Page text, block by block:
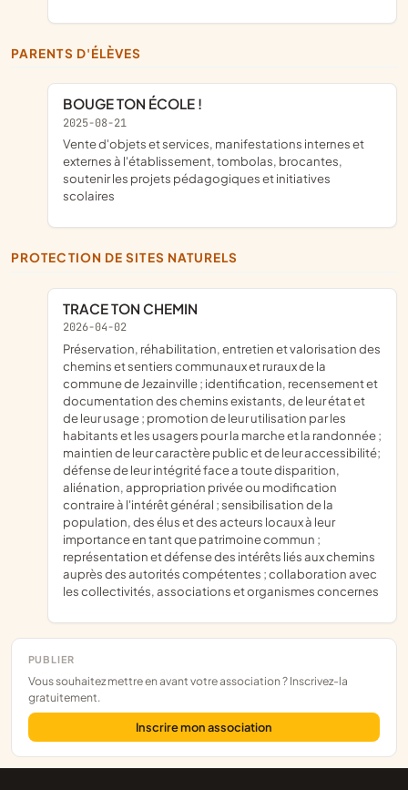
PUBLIER
Vous souhaitez mettre en avant votre association ? Inscrivez-la
gratuitement.
Inscrire mon association
PARENTS D'ÉLÈVES
BOUGE TON ÉCOLE !
2025-08-21
vente d'objets et services, manifestations internes et
externes à l'établissement, tombolas, brocantes,
soutenir les projets pédagogiques et initiatives
scolaires
PROTECTION DE SITES NATURELS
TRACE TON CHEMIN
2026-04-02
préservation, réhabilitation, entretien et valorisation des
chemins et sentiers communaux et ruraux de la
commune de Jezainville ; identification, recensement et
documentation des chemins existants, de leur état et
de leur usage ; promotion de leur utilisation par les
habitants et les usagers pour la marche et la randonnée ;
maintien de leur caractère public et de leur accessibilité;
défense de leur intégrité face a toute disparition,
aliénation, appropriation privée ou modification
contraire à l'intérêt général ; sensibilisation de la
population, des élus et des acteurs locaux à leur
importance en tant que patrimoine commun ;
représentation et défense des intérêts liés aux chemins
auprès des autorités compétentes ; collaboration avec
les collectivités, associations et organismes concernes